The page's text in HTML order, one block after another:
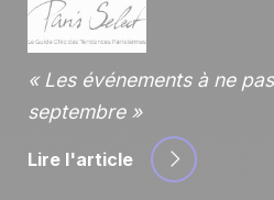
Les événements à ne
septembre
Lire l'article